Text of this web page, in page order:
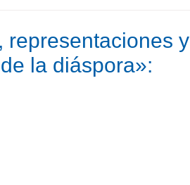
representaciones y
la diáspora»: